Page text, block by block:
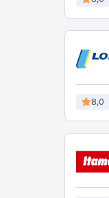
8,0